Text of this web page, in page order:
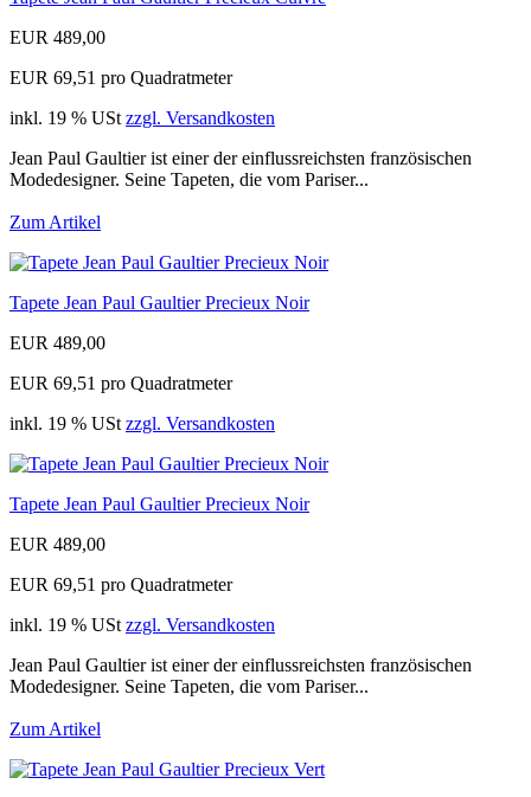
EUR 489,00
EUR 69,51 pro Quadratmeter
inkl. 19 % USt zzgl. Versandkosten
Jean Paul Gaultier ist einer der einflussreichsten französischen
Modedesigner. Seine Tapeten, die vom Pariser...
Zum Artikel
Tapete Jean Paul Gaultier Precieux Noir
EUR 489,00
EUR 69,51 pro Quadratmeter
inkl. 19 % USt zzgl. Versandkosten
Tapete Jean Paul Gaultier Precieux Noir
EUR 489,00
EUR 69,51 pro Quadratmeter
inkl. 19 % USt zzgl. Versandkosten
Jean Paul Gaultier ist einer der einflussreichsten französischen
Modedesigner. Seine Tapeten, die vom Pariser...
Zum Artikel